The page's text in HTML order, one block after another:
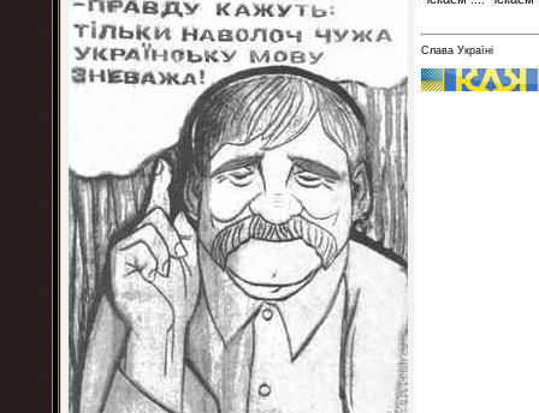
Слава Україні